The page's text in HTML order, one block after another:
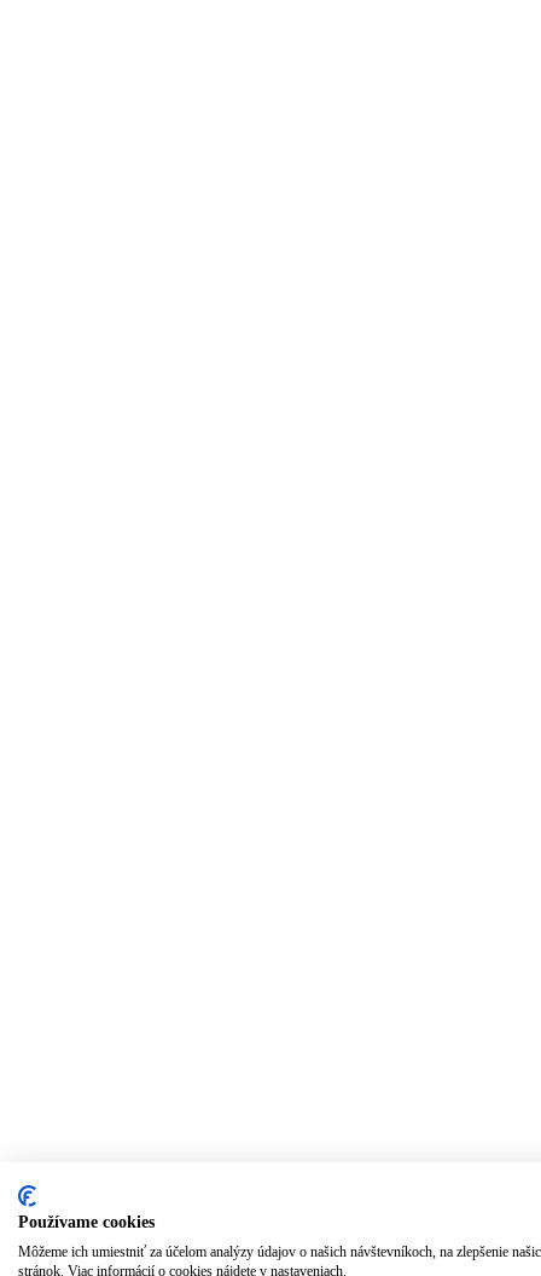
Používame cookies
Môžeme ich umiestniť za účelom analýzy údajov o našich návštevníkoch, na zlepšenie
stránok. Viac informácií o cookies nájdete v nastaveniach.